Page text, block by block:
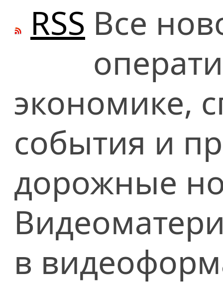
RSS Все
экономике,
события и
дорожные
в